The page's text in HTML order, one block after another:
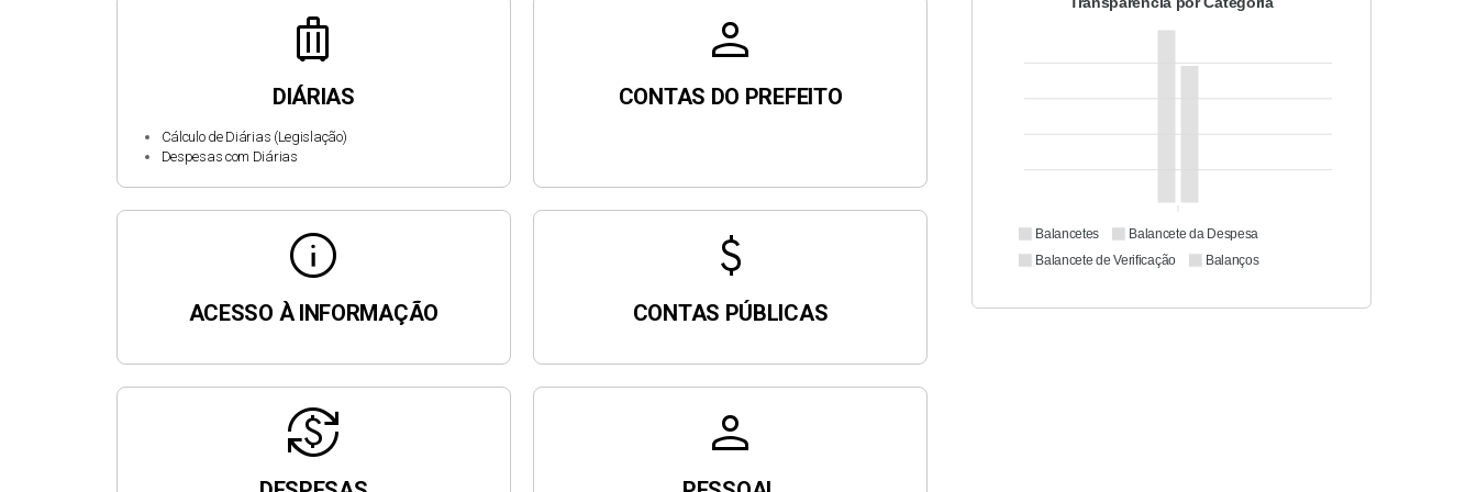
luggage
DIÁRIAS
Cálculo de Diárias (Legislação)
Despesas com Diárias
person
CONTAS DO PREFEITO
info
ACESSO À INFORMAÇÃO
attach_money
CONTAS PÚBLICAS
currency_exchange person
Balancetes
Balancete da Despesa
Balancete de Verificação
Balanços